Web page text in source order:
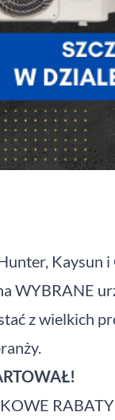
Kaysun
WYBRANE
z wielkich